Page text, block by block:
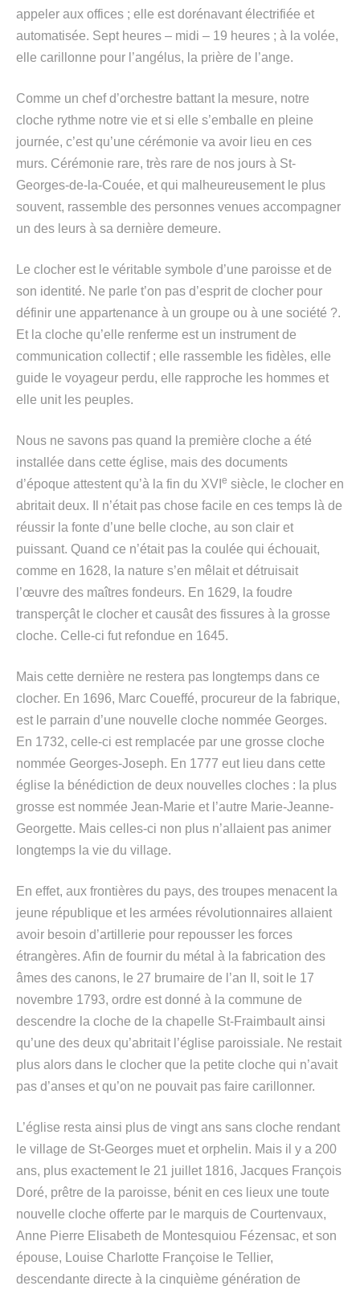
appeler aux offices ; elle est dorénavant électrifiée et
automatisée. Sept heures – midi – 19 heures ; à la volée,
elle carillonne pour l’angélus, la prière de l’ange.
Comme un chef d’orchestre battant la mesure, notre
cloche rythme notre vie et si elle s’emballe en pleine
journée, c’est qu’une cérémonie va avoir lieu en ces
murs. Cérémonie rare, très rare de nos jours à St-
Georges-de-la-Couée, et qui malheureusement le plus
souvent, rassemble des personnes venues accompagner
un des leurs à sa dernière demeure.
Le clocher est le véritable symbole d’une paroisse et de
son identité. Ne parle t’on pas d’esprit de clocher pour
définir une appartenance à un groupe ou à une société ?.
Et la cloche qu’elle renferme est un instrument de
communication collectif ; elle rassemble les fidèles, elle
guide le voyageur perdu, elle rapproche les hommes et
elle unit les peuples.
Nous ne savons pas quand la première cloche a été
installée dans cette église, mais des documents
d’époque attestent qu’à la fin du XVI e siècle, le clocher en
abritait deux. Il n’était pas chose facile en ces temps là de
réussir la fonte d’une belle cloche, au son clair et
puissant. Quand ce n’était pas la coulée qui échouait,
comme en 1628, la nature s’en mêlait et détruisait
l’œuvre des maîtres fondeurs. En 1629, la foudre
transperçât le clocher et causât des fissures à la grosse
cloche. Celle-ci fut refondue en 1645.
Mais cette dernière ne restera pas longtemps dans ce
clocher. En 1696, Marc Coueffé, procureur de la fabrique,
est le parrain d’une nouvelle cloche nommée Georges.
En 1732, celle-ci est remplacée par une grosse cloche
nommée Georges-Joseph. En 1777 eut lieu dans cette
église la bénédiction de deux nouvelles cloches : la plus
grosse est nommée Jean-Marie et l’autre Marie-Jeanne-
Georgette. Mais celles-ci non plus n’allaient pas animer
longtemps la vie du village.
En effet, aux frontières du pays, des troupes menacent la
jeune république et les armées révolutionnaires allaient
avoir besoin d’artillerie pour repousser les forces
étrangères. Afin de fournir du métal à la fabrication des
âmes des canons, le 27 brumaire de l’an II, soit le 17
novembre 1793, ordre est donné à la commune de
descendre la cloche de la chapelle St-Fraimbault ainsi
qu’une des deux qu’abritait l’église paroissiale. Ne restait
plus alors dans le clocher que la petite cloche qui n’avait
pas d’anses et qu’on ne pouvait pas faire carillonner.
L’église resta ainsi plus de vingt ans sans cloche rendant
le village de St-Georges muet et orphelin. Mais il y a 200
ans, plus exactement le 21 juillet 1816, Jacques François
Doré, prêtre de la paroisse, bénit en ces lieux une toute
nouvelle cloche offerte par le marquis de Courtenvaux,
Anne Pierre Elisabeth de Montesquiou Fézensac, et son
épouse, Louise Charlotte Françoise le Tellier,
descendante directe à la cinquième génération de